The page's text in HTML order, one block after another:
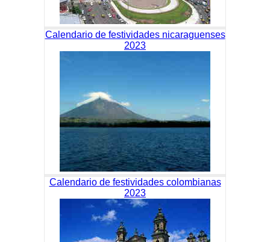
Calendario de festividades nicaraguenses
2023
Calendario de festividades colombianas
2023